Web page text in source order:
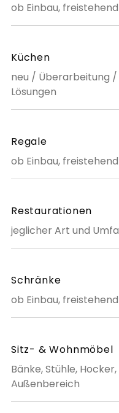
ob Einbau,
Küchen
neu / Überarbeitung
Lösungen
Regale
ob Einbau,
Restaurationen
jeglicher Art und
Schränke
ob Einbau,
Sitz- & Wohnmöbel
Bänke, Stühle,
Außenbereich